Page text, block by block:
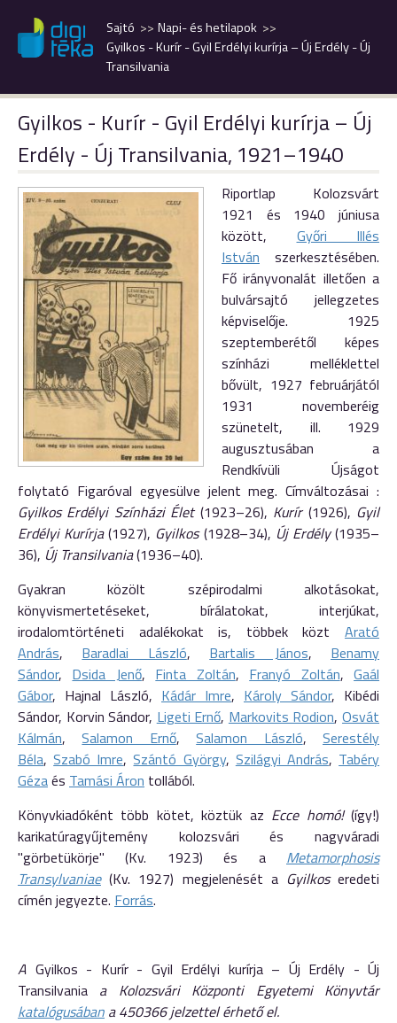
Gyilkos - Kurír - Gyil Erdélyi kurírja – Új Erdély - Új
Transilvania
Napi- és hetilapok
Sajtó
Gyilkos - Kurír - Gyil Erdélyi kurírja – Új
Erdély - Új Transilvania, 1921–1940
Riportlap Kolozsvárt
1921 és 1940 júniusa
között, Győri Illés
István szerkesztésében.
Fő irányvonalát illetően a
bulvársajtó jellegzetes
képviselője. 1925
szeptemberétől képes
színházi melléklettel
bővült, 1927 februárjától
1931 novemberéig
szünetelt, ill. 1929
augusztusában a
Rendkívüli Újságot
folytató Figaróval egyesülve jelent meg. Címváltozásai :
Gyilkos Erdélyi Színházi Élet(1923–26), Kurír (1926), Gyil
Erdélyi Kurírja(1927), Gyilkos(1928–34), Új Erdély(1935–
36), Új Transilvania(1936–40).
Gyakran közölt szépirodalmi alkotásokat,
könyvismertetéseket, bírálatokat, interjúkat,
irodalomtörténeti adalékokat is, többek közt Arató
András, Baradlai László, Bartalis János, Benamy
Sándor, Dsida Jenő, Finta Zoltán, Franyó Zoltán,Gaál
Gábor, Hajnal László, Kádár Imre, Károly Sándor, Kibédi
Sándor, Korvin Sándor, Ligeti Ernő, Markovits Rodion,Osvát
Kálmán,Salamon Ernő,Salamon László,Serestély
Béla,Szabó Imre,Szántó György, Szilágyi András, Tabéry
Gézaés Tamási Áron tollából.
Könyvkiadóként több kötet, köztük az Ecce homó!(így!)
karikatúragyűjtemény kolozsvári és nagyváradi
"görbetükörje" (Kv. 1923) és a Metamorphosis
Transylvaniae(Kv. 1927) megjelenését a Gyilkoseredeti
címén jegyezte. Forrás.
A Gyilkos - Kurír - Gyil Erdélyi kurírja – Új Erdély - Új
Transilvania a Kolozsvári Központi Egyetemi Könyvtár
katalógusában a 450366 jelzettel érhető el.